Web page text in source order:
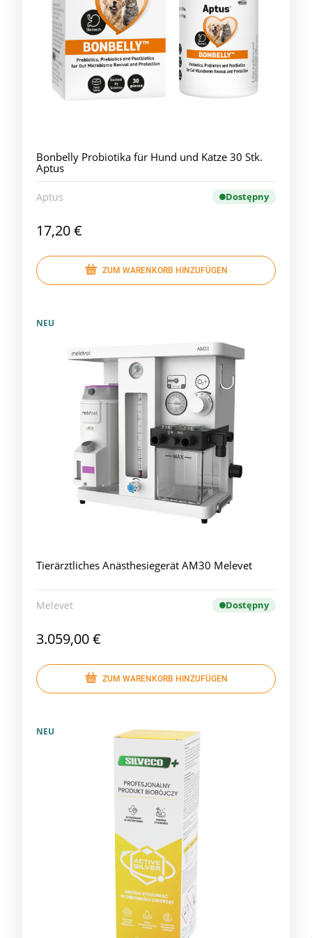
Bonbelly Probiotika für Hund und Katze 30 Stk.
Aptus
Aptus Dostępny
17,20 €
ZUM WARENKORB HINZUFÜGEN
Tierärztliches Anästhesiegerät AM30 Melevet
Melevet Dostępny
3.059,00 €
ZUM WARENKORB HINZUFÜGEN
NEU
NEU